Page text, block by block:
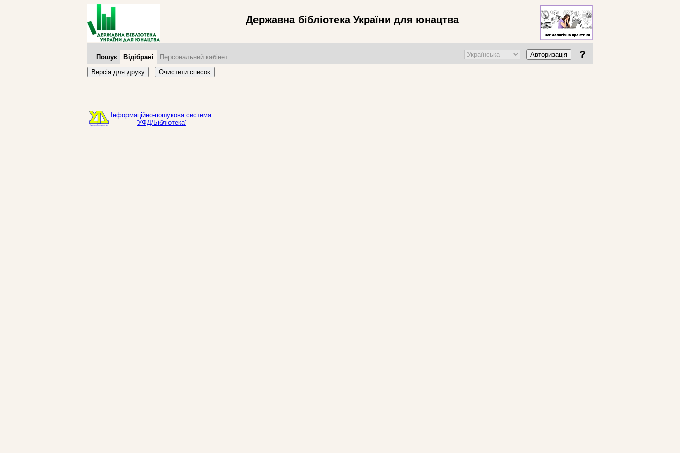
Державна бібліотека України для юнацтва
Пошук Відібрані Персональний кабінет Авторизація ?
Версія для друку Очистити список
Інформаційно-пошукова система
'УФД/Бібліотека'